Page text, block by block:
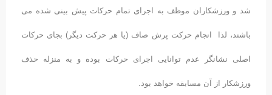
شد و ورزشکاران موظف به اجرای تمام حرکات پیش بینی شده می
باشند، لذا انجام حرکت پرش صاف (یا هر حرکت دیگر) بجای حرکات
اصلی نشانگر عدم توانایی اجرای حرکات بوده و به منزله حذف
ورزشکار از آن مسابقه خواهد بود.